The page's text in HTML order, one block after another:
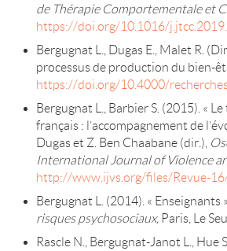
de Thérapie Comportementale et
https://doi.org/10.1016/
Bergugnat L., Dugas E., Malet R.
processus de production du bien-
https://doi.org/10.4000/
Bergugnat L., Barbier S. (2015). «
français : l’accompagnement de
Dugas et Z. Ben Chaabane (dir.),
International Journal of Violence
http://www.ijvs.org/files/Revue-
Bergugnat L. (2014). « Enseignants
risques psychosociaux, Paris, Le
Rascle N., Bergugnat-Janot L.,